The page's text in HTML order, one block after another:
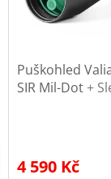
Puškohled
SIR Mil-Dot+
je
4 590 Kč